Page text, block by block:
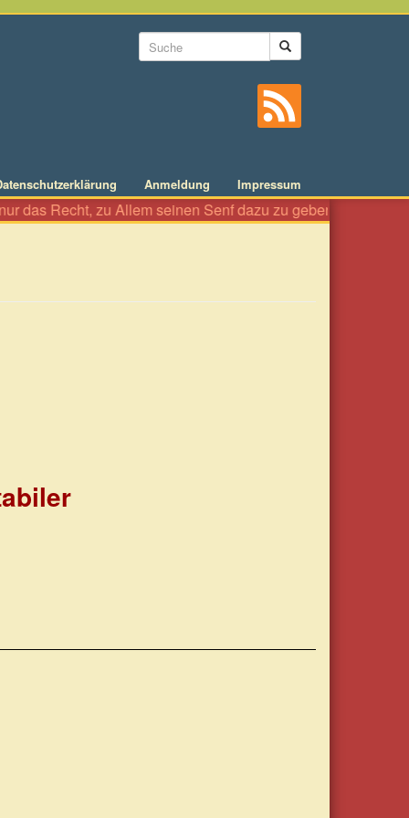
Suchformular
Anmeldung Impressum
zu Allem seinen Senf dazu zu geben wie an einer